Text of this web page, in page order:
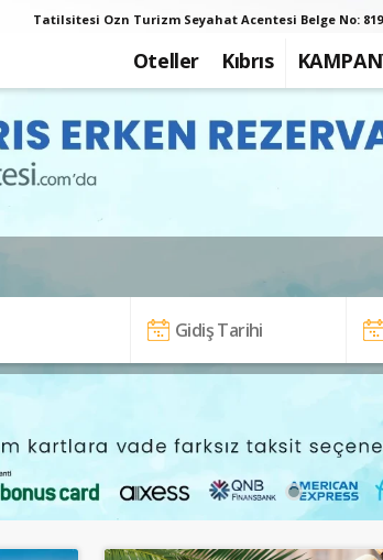
Tatilsitesi Ozn Turizm Seyahat Acentesi Belge No:
Oteller Kıbrıs